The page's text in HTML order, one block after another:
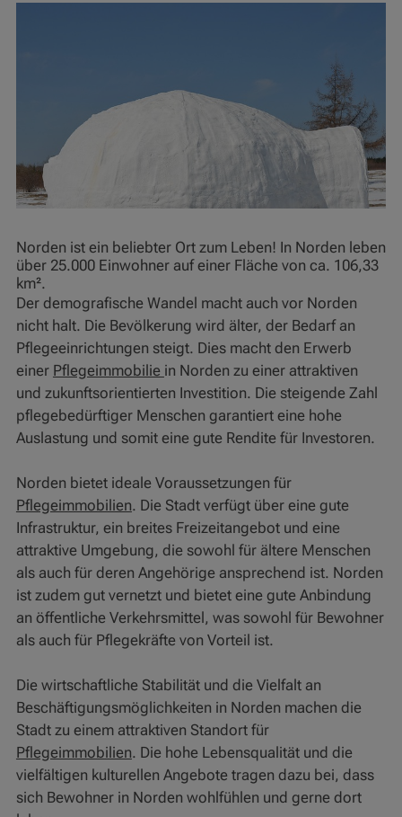
Norden ist ein beliebter Ort zum Leben! In Norden leben
über 25.000 Einwohner auf einer Fläche von ca. 106,33
km².
Der demografische Wandel macht auch vor Norden
nicht halt. Die Bevölkerung wird älter, der Bedarf an
Pflegeeinrichtungen steigt. Dies macht den Erwerb
einer Pflegeimmobilie in Norden zu einer attraktiven
und zukunftsorientierten Investition. Die steigende Zahl
pflegebedürftiger Menschen garantiert eine hohe
Auslastung und somit eine gute Rendite für Investoren.
Norden bietet ideale Voraussetzungen für
Pflegeimmobilien. Die Stadt verfügt über eine gute
Infrastruktur, ein breites Freizeitangebot und eine
attraktive Umgebung, die sowohl für ältere Menschen
als auch für deren Angehörige ansprechend ist. Norden
ist zudem gut vernetzt und bietet eine gute Anbindung
an öffentliche Verkehrsmittel, was sowohl für Bewohner
als auch für Pflegekräfte von Vorteil ist.
Die wirtschaftliche Stabilität und die Vielfalt an
Beschäftigungsmöglichkeiten in Norden machen die
Stadt zu einem attraktiven Standort für
Pflegeimmobilien. Die hohe Lebensqualität und die
vielfältigen kulturellen Angebote tragen dazu bei, dass
sich Bewohner in Norden wohlfühlen und gerne dort